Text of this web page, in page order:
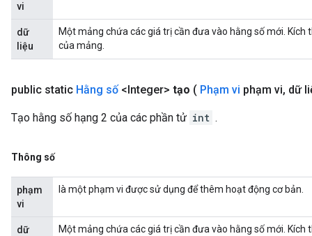
vi
dữ
liệu
Một mảng chứa các giá trị cần đưa vào hằng số mới.
của mảng.
public static Hằng số<Integer> tạo ( Phạm vi phạm vi, dữ
Tạo hằng số hạng 2 của các phần tử int .
Thông số
phạm
vi
là một phạm vi được sử dụng để thêm hoạt động cơ bản.
dữ
Một mảng chứa các giá trị cần đưa vào hằng số mới.